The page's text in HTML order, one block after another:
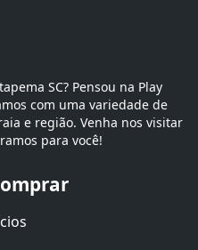
SC? Pensou na Play
com uma variedade de
e região. Venha nos visitar
para você!